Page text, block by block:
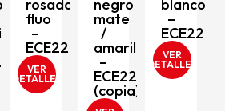
negro
mate
amarillo
–
ECE2206
(copia)
blanco
–
ECE2206
VER
DETALLES
rojo
–
VER
DETALLES